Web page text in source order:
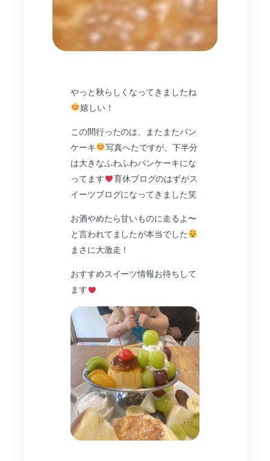
やっと秋らしくなってきましたね
嬉しい！
この間行ったのは、またまたパン
ケーキ
写真へたですが、下半分
は大きなふわふわパンケーキにな
ってます
育休ブログのはずがス
イーツブログになってきました笑
お酒やめたら甘いものに走るよ〜
と言われてましたが本当でした
まさに大激走！
おすすめスイーツ情報お待ちして
ます